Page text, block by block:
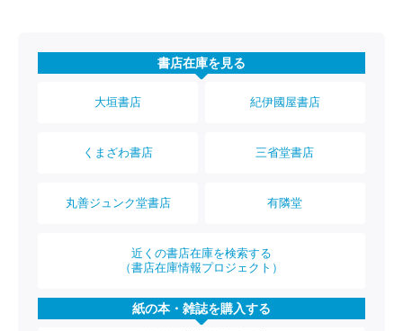
書店在庫を見る
大垣書店 紀伊國屋書店
くまざわ書店 三省堂書店
丸善ジュンク堂書店 有隣堂
近くの書店在庫を検索する
（書店在庫情報プロジェクト）
紙の本・雑誌を購入する